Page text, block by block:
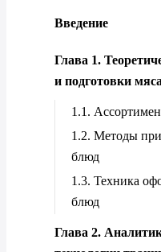
Введение
Глава 1.
и подготовки мяса
1.1.
1.2. Методы
блюд
1.3. Техника
блюд
Глава 2.